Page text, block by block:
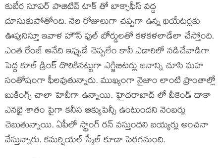
కుబేర సూపర్ పాజిటివ్ టాక్ తో బాక్సాఫీస్ వద్ద
దూసుకుపోతోంది. నెల రోజులుగా చప్పగా ఉన్న థియేటర్లకు
ఊపునిస్తూ ఇవాళ హౌస్ ఫుల్ బోర్డులతో కళకళలాడేలా చేస్తోంది.
ఎంత రేంజ్ అనేది ఇప్పుడే చెప్పలేం కానీ ఎడారిలో నడిచేవాడిగా
పెద్ద కూల్ డ్రింక్ దొరికినట్టుగా ఎగ్జిబిటర్లు జనాన్ని చూసి మహ
సంతోషంగా ఫీలవుతున్నారు. ముఖ్యంగా నైజాం లాంటి ప్రాంతాల్లో
బుకింగ్స్ చాలా హెవీగా ఉన్నాయి. హైదరాబాద్ లో వీకెండ్ దాకా
ఎనభై శాతం పైగా కనీస ఆక్యుపెన్సీ ఉంటుందని నెంబర్లు
చెబుతున్నాయి. ఏపీలో స్ట్రాంగ్ రన్ వస్తుందని బయ్యర్లు అంచనా
వేస్తున్నారు. కమర్షియల్ స్కేల్ కూడా పెరగనుంది.